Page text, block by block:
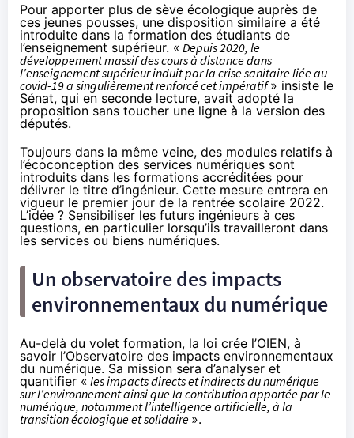
Pour apporter plus de sève écologique auprès de
ces jeunes pousses, une disposition similaire a été
introduite dans la formation des étudiants de
l’enseignement supérieur. « Depuis 2020, le
développement massif des cours à distance dans
l’enseignement supérieur induit par la crise sanitaire liée au
covid-19 a singulièrement renforcé cet impératif» insiste le
Sénat, qui en seconde lecture, avait adopté la
proposition sans toucher une ligne à la version des
députés.
Toujours dans la même veine, des modules relatifs à
l’écoconception des services numériques sont
introduits dans les formations accréditées pour
délivrer le titre d’ingénieur. Cette mesure entrera en
vigueur le premier jour de la rentrée scolaire 2022.
L’idée ? Sensibiliser les futurs ingénieurs à ces
questions, en particulier lorsqu’ils travailleront dans
les services ou biens numériques.
Un observatoire des impacts
environnementaux du numérique
Au-delà du volet formation, la loi crée l’OIEN, à
savoir l’Observatoire des impacts environnementaux
du numérique. Sa mission sera d’analyser et
quantifier « les impacts directs et indirects du numérique
sur l’environnement ainsi que la contribution apportée par le
numérique, notamment l’intelligence artificielle, à la
transition écologique et solidaire ».